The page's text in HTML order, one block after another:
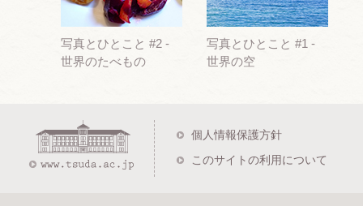
写真とひとこと #2 -
世界のたべもの
写真とひとこと #1 -
世界の空
個人情報保護方針
このサイトの利用について